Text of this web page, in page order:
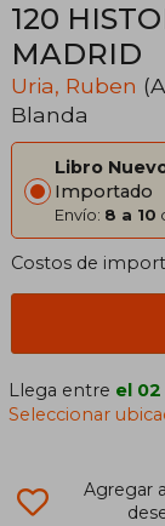
120
MADRID
Uria, Ruben
Blanda
Libro
Importado
Envío: 8 a 10
Costos de
Llega entre el 02
Seleccionar
Agregar